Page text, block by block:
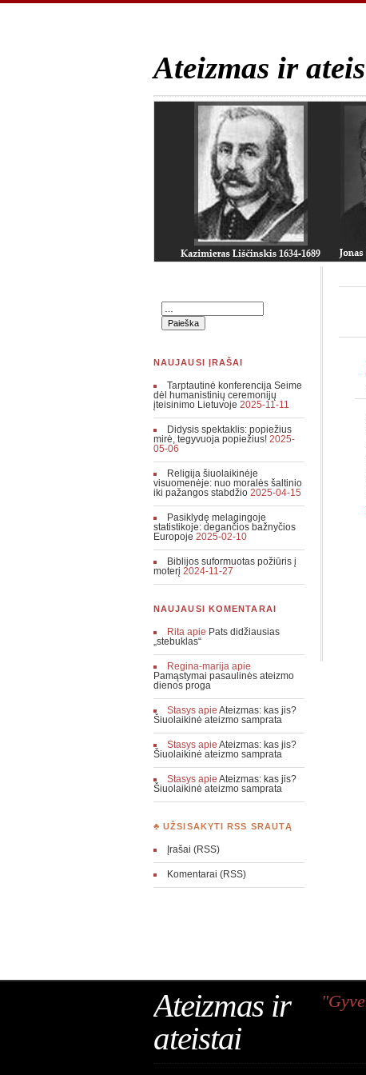
Ateizmas ir
NAUJAUSI ĮRAŠAI
Tarptautinė konferencija Seime
dėl humanistinių ceremonijų
įteisinimo Lietuvoje 2025-11-11
Didysis spektaklis: popiežius
mirė, tegyvuoja popiežius! 2025-
05-06
Religija šiuolaikinėje
visuomenėje: nuo moralės šaltinio
iki pažangos stabdžio 2025-04-15
Pasiklydę melagingoje
statistikoje: degančios bažnyčios
Europoje 2025-02-10
Biblijos suformuotas požiūris į
moterį 2024-11-27
NAUJAUSI KOMENTARAI
Rita apie Pats didžiausias
„stebuklas“
Regina-marija apie
Pamąstymai pasaulinės ateizmo
dienos proga
Stasys apieAteizmas: kas jis?
Šiuolaikinė ateizmo samprata
Stasys apieAteizmas: kas jis?
Šiuolaikinė ateizmo samprata
Stasys apieAteizmas: kas jis?
Šiuolaikinė ateizmo samprata
♣ UŽSISAKYTI RSS SRAUTĄ
Įrašai (RSS)
Komentarai (RSS)
Ateizmas ir
ateistai